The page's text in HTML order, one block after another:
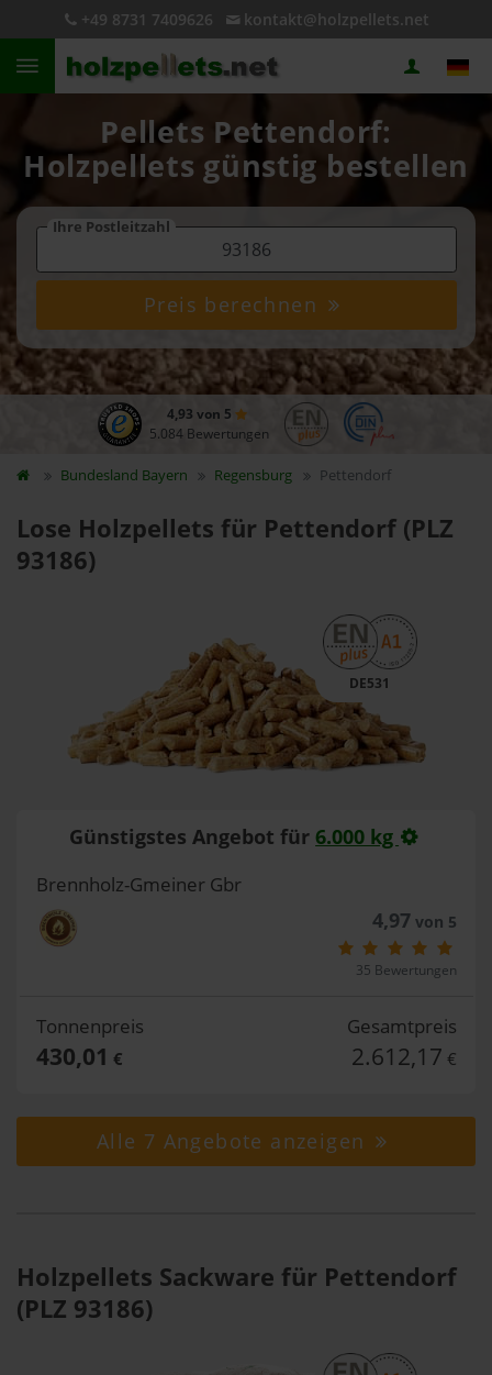
+49 8731 7409626 kontakt@holzpellets.net
Pellets Pettendorf:
Holzpellets günstig bestellen
Ihre Postleitzahl
Preis berechnen
4,93 von 5
5.084 Bewertungen
Bundesland Bayern Regensburg Pettendorf
Lose Holzpellets für Pettendorf (PLZ
93186)
DE531
Günstigstes Angebot für 6.000 kg
Brennholz-Gmeiner Gbr
4,97von 5
35 Bewertungen
Tonnenpreis
430,01 €
Gesamtpreis
2.612,17 €
Alle 7 Angebote anzeigen
Holzpellets Sackware für Pettendorf
(PLZ 93186)